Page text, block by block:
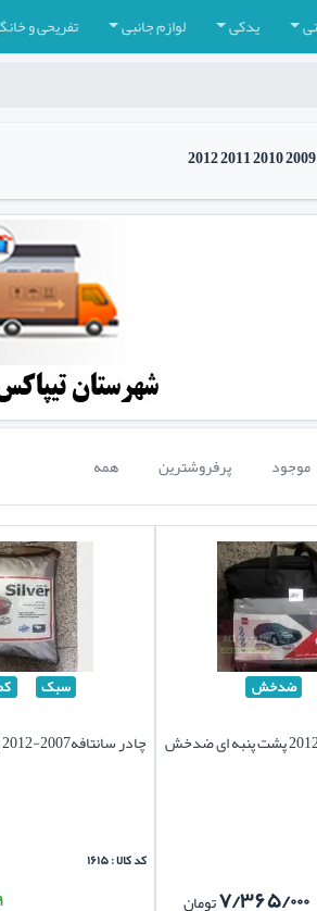
یدکی لوازم جانبی تفریحی و
موجود پرفروشترین همه
ضدخش
چادر سانتافه2007-2012 پشت پنبه ای ضدخش
۷/۳۶۵/۰۰۰تومان
سبک
چادر سانتافه2007-2012 برند سیلور سبک
کد کالا : ۱۶۱۵
۹+